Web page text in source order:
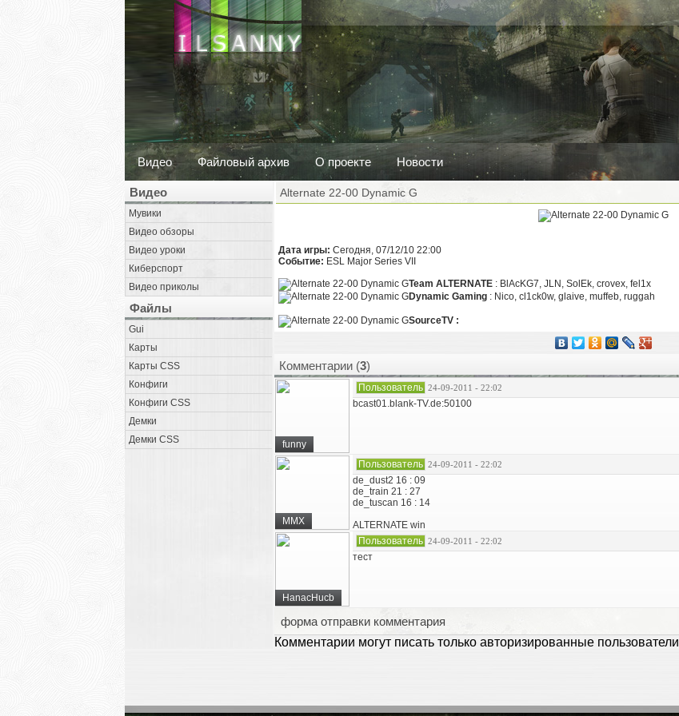
Видео Файловый архив О проекте Новости
Видео
Мувики
Видео обзоры
Видео уроки
Киберспорт
Видео приколы
Файлы
Gui
Карты
Карты CSS
Конфиги
Конфиги CSS
Демки
Демки CSS
Alternate 22-00 Dynamic G
Дата игры: Сегодня, 07/12/10 22:00
Событие: ESL Major Series VII
Team ALTERNATE : BlAcKG7, JLN, SolEk, crovex, fel1x
Dynamic Gaming : Nico, cl1ck0w, glaive, muffeb, ruggah
SourceTV :
Комментарии (3)
funny
Пользователь 24-09-2011 - 22:02
bcast01.blank-TV.de:50100
MMX
Пользователь 24-09-2011 - 22:02
de_dust2 16 : 09
de_train 21 : 27
de_tuscan 16 : 14
ALTERNATE win
HanacHucb
Пользователь 24-09-2011 - 22:02
тест
форма отправки комментария
Комментарии могут писать только авторизированные пользователи